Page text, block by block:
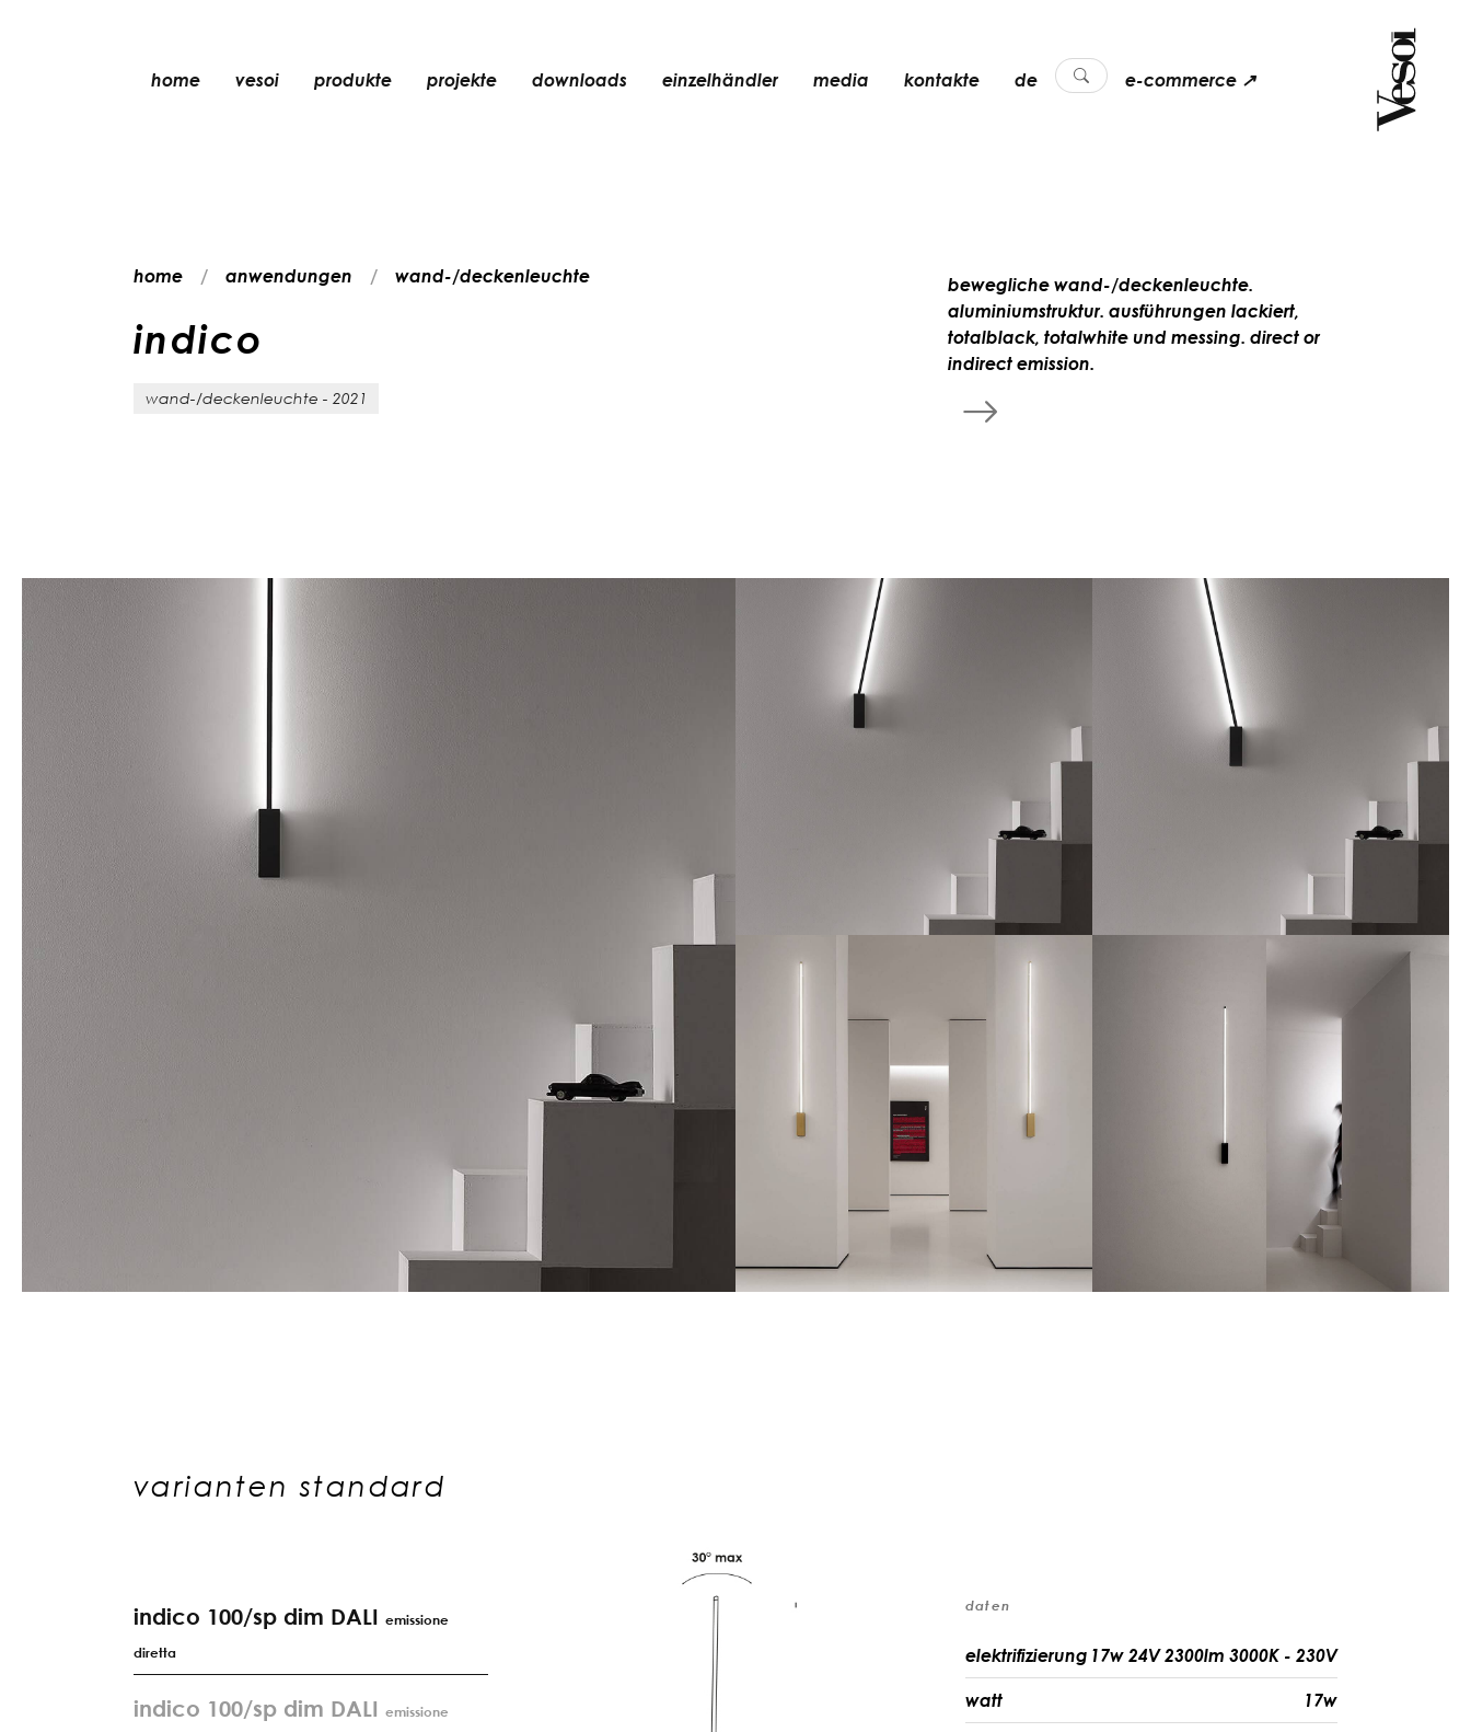
home vesoi produkte
stehleuchte
projekte downloads einzelhändler media kontakte de e-commerce ↗
home anwendungen wand-/deckenleuchte
indico
wand-/deckenleuchte - 2021
bewegliche wand-/deckenleuchte.
aluminiumstruktur. ausführungen lackiert,
totalblack, totalwhite und messing. direct or
indirect emission.
varianten standard
indico 100/sp dim DALI emissione
diretta
indico 100/sp dim DALI emissione
daten
elektrifizierung 17w 24V 2300lm 3000K - 230V
watt 17w